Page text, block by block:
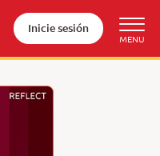
Inicie sesión